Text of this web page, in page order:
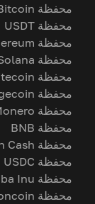
محفظة Bitcoin
محفظة USDT
محفظة Ethereum
محفظة Solana
محفظة Litecoin
محفظة Dogecoin
محفظة Monero
محفظة BNB
محفظة Bitcoin Cash
محفظة USDC
محفظة Shiba Inu
محفظة Toncoin